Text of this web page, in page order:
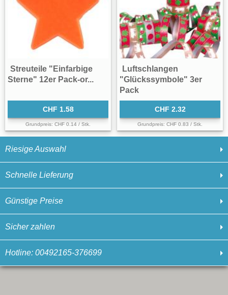
Riesige Auswahl
Schnelle Lieferung
Günstige Preise
Sicher zahlen
Hotline: 00492165-376699
Streuteile "Einfarbige
Sterne" 12er Pack-or...
CHF 1.58
Grundpreis: CHF 0.14 / Stk.
Luftschlangen
"Glückssymbole" 3er
Pack
CHF 2.32
Grundpreis: CHF 0.83 / Stk.